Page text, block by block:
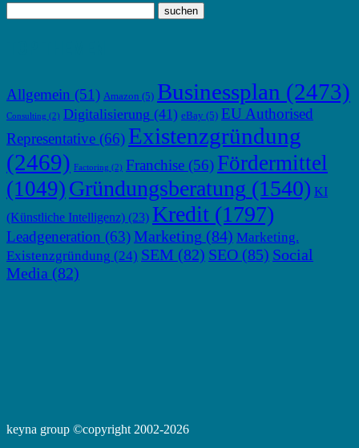
Allgemein (51) Amazon (5) Businessplan (2473)
Consulting (2) Digitalisierung (41) eBay (5) EU Authorised
Representative (66) Existenzgründung
(2469) Factoring (2) Franchise (56) Fördermittel
(1049) Gründungsberatung (1540) KI
(Künstliche Intelligenz) (23) Kredit (1797)
Leadgeneration (63)Marketing (84) Marketing.
Existenzgründung (24) SEM (82) SEO (85) Social
Media (82)
keyna group ©copyright 2002-2026